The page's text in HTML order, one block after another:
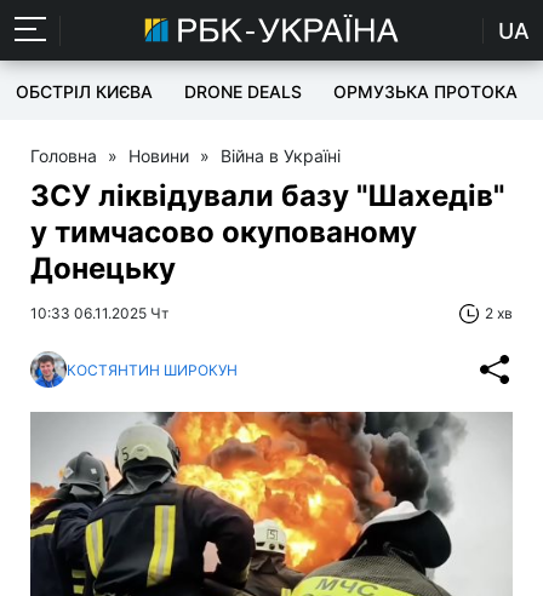
UA
ОБСТРІЛ КИЄВА DRONE DEALS ОРМУЗЬКА ПРОТОКА
Головна » Новини » Війна в Україні
ЗСУ ліквідували базу "Шахедів"
у тимчасово окупованому
Донецьку
10:33 06.11.2025 Чт 2 хв
КОСТЯНТИН ШИРОКУН